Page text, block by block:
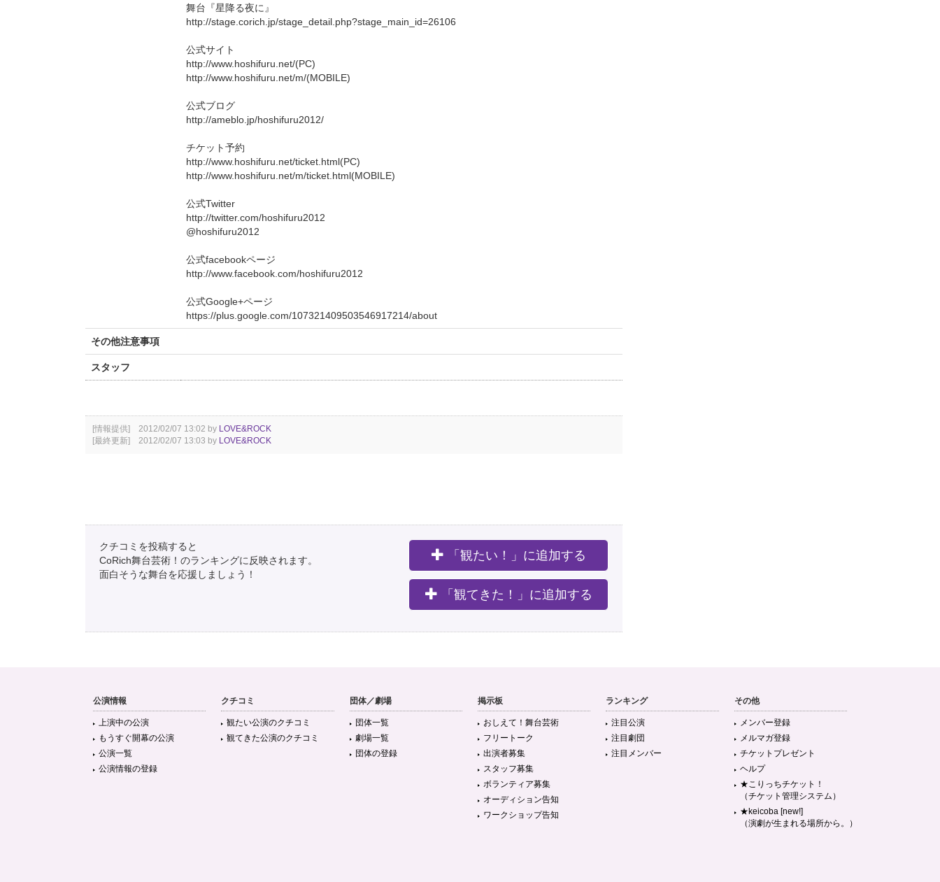
舞台『星降る夜に』
http://stage.corich.jp/stage_detail.php?stage_main_id=26106
公式サイト
http://www.hoshifuru.net/(PC)
http://www.hoshifuru.net/m/(MOBILE)
公式ブログ
http://ameblo.jp/hoshifuru2012/
チケット予約
http://www.hoshifuru.net/ticket.html(PC)
http://www.hoshifuru.net/m/ticket.html(MOBILE)
公式Twitter
http://twitter.com/hoshifuru2012
@hoshifuru2012
公式facebookページ
http://www.facebook.com/hoshifuru2012
公式Google+ページ
https://plus.google.com/107321409503546917214/about
その他注意事項
スタッフ
[情報提供] 2012/02/07 13:02 by LOVE&ROCK
[最終更新] 2012/02/07 13:03 by LOVE&ROCK
クチコミを投稿すると
CoRich舞台芸術！のランキングに反映されます。
面白そうな舞台を応援しましょう！
「観たい！」に追加する
「観てきた！」に追加する
公演情報
上演中の公演
もうすぐ開幕の公演
公演一覧
公演情報の登録
クチコミ
観たい公演のクチコミ
観てきた公演のクチコミ
団体／劇場
団体一覧
劇場一覧
団体の登録
掲示板
おしえて！舞台芸術
フリートーク
出演者募集
スタッフ募集
ボランティア募集
オーディション告知
ワークショップ告知
ランキング
注目公演
注目劇団
注目メンバー
その他
メンバー登録
メルマガ登録
チケットプレゼント
ヘルプ
★こりっちチケット！
（チケット管理システム）
★keicoba [new!]
（演劇が生まれる場所から。）